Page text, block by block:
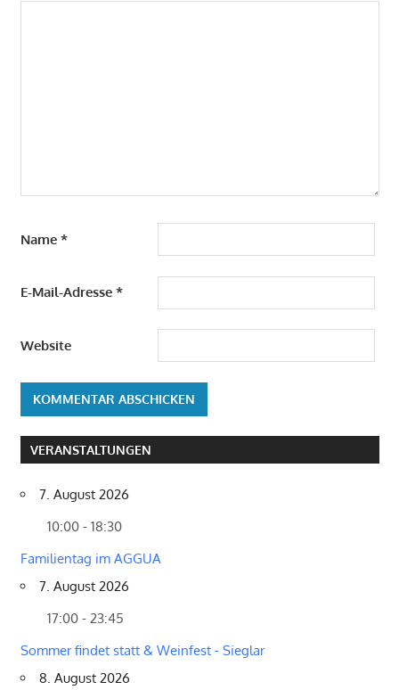
Name *
E-Mail-Adresse *
Website
VERANSTALTUNGEN
7. August 2026
10:00 - 18:30
Familientag im AGGUA
7. August 2026
17:00 - 23:45
Sommer findet statt & Weinfest - Sieglar
8. August 2026